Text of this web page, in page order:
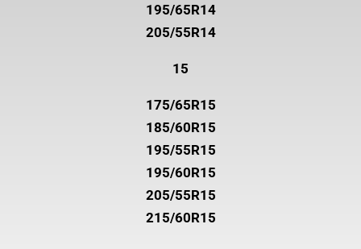
195/65R14
205/55R14
15
175/65R15
185/60R15
195/55R15
195/60R15
205/55R15
215/60R15